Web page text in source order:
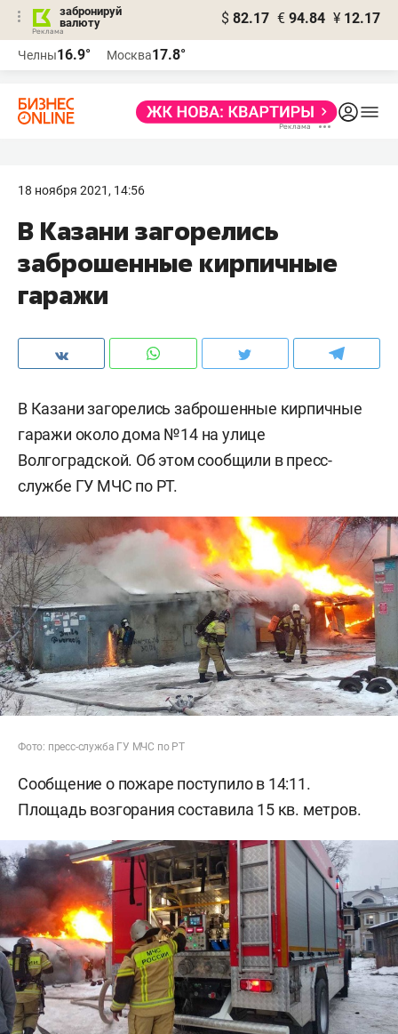
забронируй
валюту
$ 82.17 € 94.84 ¥ 12.17
Челны16.9° Москва17.8°
18 ноября 2021, 14:56
В Казани загорелись
заброшенные кирпичные
гаражи
В Казани загорелись заброшенные кирпичные
гаражи около дома №14 на улице
Волгоградской. Об этом сообщили в пресс-
службе ГУ МЧС по РТ.
Фото: пресс-служба ГУ МЧС по РТ
Сообщение о пожаре поступило в 14:11.
Площадь возгорания составила 15 кв. метров.